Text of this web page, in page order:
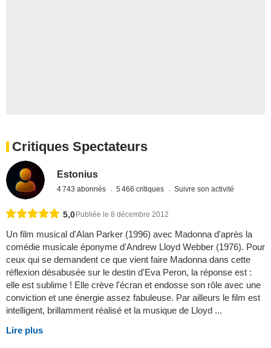
Critiques Spectateurs
Estonius
4 743 abonnés 5 466 critiques Suivre son activité
5,0 Publiée le 8 décembre 2012
Un film musical d'Alan Parker (1996) avec Madonna d'après la
comédie musicale éponyme d'Andrew Lloyd Webber (1976). Pour
ceux qui se demandent ce que vient faire Madonna dans cette
réflexion désabusée sur le destin d'Eva Peron, la réponse est :
elle est sublime ! Elle crève l'écran et endosse son rôle avec une
conviction et une énergie assez fabuleuse. Par ailleurs le film est
intelligent, brillamment réalisé et la musique de Lloyd ...
Lire plus